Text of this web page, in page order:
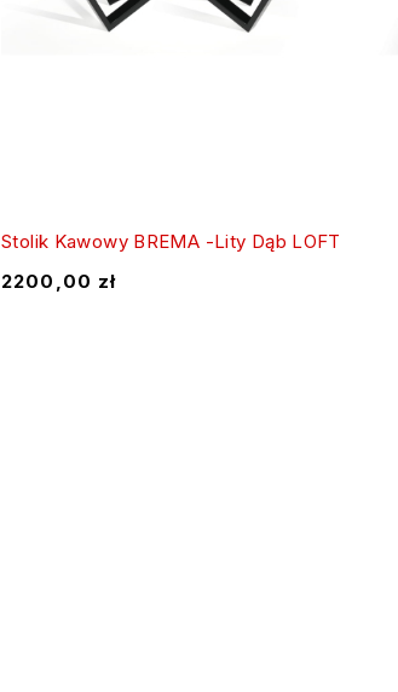
Stolik Kawowy BREMA -Lity Dąb LOFT
2200,00 zł